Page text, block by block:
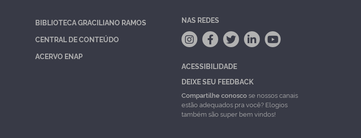
BIBLIOTECA GRACILIANO RAMOS
CENTRAL DE CONTEÚDO
ACERVO ENAP
NAS REDES
ACESSIBILIDADE
DEIXE SEU FEEDBACK
Compartilhe conoscose nossos canais
estão adequados pra você? Elogios
também são super bem vindos!